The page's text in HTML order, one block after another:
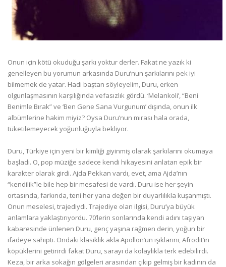
Onun için kötü okuduğu şarkı yoktur derler. Fakat ne yazık ki
genelleyen bu yorumun arkasında Duru’nun şarkılarını pek iyi
bilmemek de yatar. Hadi baştan söyleyelim, Duru, erken
olgunlaşmasının karşılığında vefasızlık gördü. ‘Melankoli’, “Beni
Benimle Bırak” ve ‘Ben Gene Sana Vurgunum’ dışında, onun ilk
albümlerine hakim miyiz? Oysa Duru’nun mirası hala orada,
tüketilemeyecek yoğunluğuyla bekliyor.
Duru, Türkiye için yeni bir kimliği giyinmiş olarak şarkılarını okumaya
başladı. O, pop müziğe sadece kendi hikayesini anlatan epik bir
karakter olarak girdi. Ajda Pekkan vardı, evet, ama Ajda’nın
“kendilik”le bile hep bir mesafesi de vardı. Duru ise her şeyin
ortasında, farkında, teni her yana değen bir duyarlılıkla kuşanmıştı.
Onun meselesi, trajediydi. Trajediye olan ilgisi, Duru’ya büyük
anlamlara yaklaştırıyordu. 70’lerin sonlarında kendi adını taşıyan
kabaresinde ünlenen Duru, genç yaşına rağmen derin, yoğun bir
ifadeye sahipti. Ondaki klasiklik akla Apollon’un ışıklarını, Afrodit’in
köpüklerini getirirdi fakat Duru, sarayı da kolaylıkla terk edebilirdi.
Keza, bir arka sokağın gölgeleri arasından çıkıp gelmiş bir kadının da